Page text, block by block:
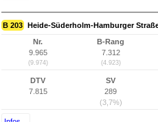
B 203 Heide-Süderholm-Hamburger
Nr.
9.965
(9.974)
B-Rang
7.312
(4.923)
DTV
7.815
SV
289
(3,7%)